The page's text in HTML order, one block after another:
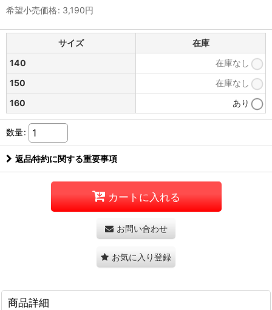
希望小売価格: 3,190円
サイズ
在庫
140
在庫なし
150
在庫なし
160
あり
数量:
返品特約に関する重要事項
カートに入れる
お問い合わせ
お気に入り登録
商品詳細